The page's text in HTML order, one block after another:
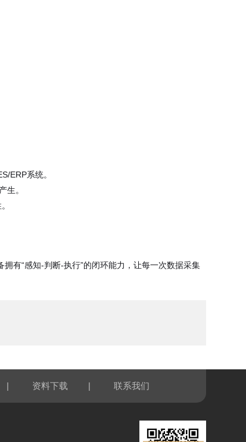
ERP系统。
生。
有“感知-判断-执行”的闭环能力，让每一次数据采集
| 资料下载 | 联系我们